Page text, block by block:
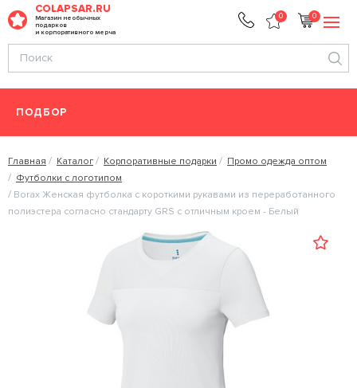
COLAPSAR.RU
Магазин необычных
подарков
и корпоративного мерча
0 0
ПОДБОР
Главная Каталог Корпоративные подарки
Промо одежда оптом
Футболки с логотипом
Borax Женская футболка с короткими рукавами из переработанного
полиэстера согласно стандарту GRS с отличным кроем - Белый